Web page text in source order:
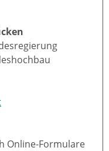
Online-Formulare